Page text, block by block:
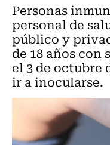
Personas
personal de
público y
de 18 años con
el 3 de octubre
ir a inocularse.